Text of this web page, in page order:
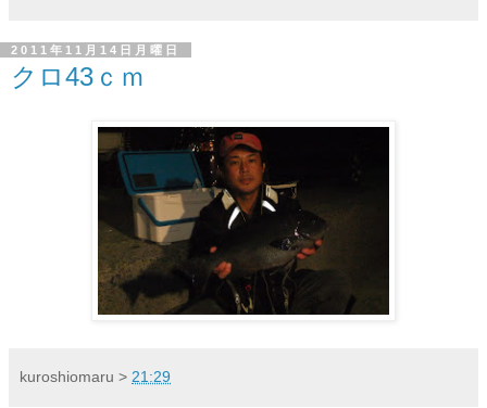
2011年11月14日月曜日
クロ43ｃｍ
kuroshiomaru > 21:29